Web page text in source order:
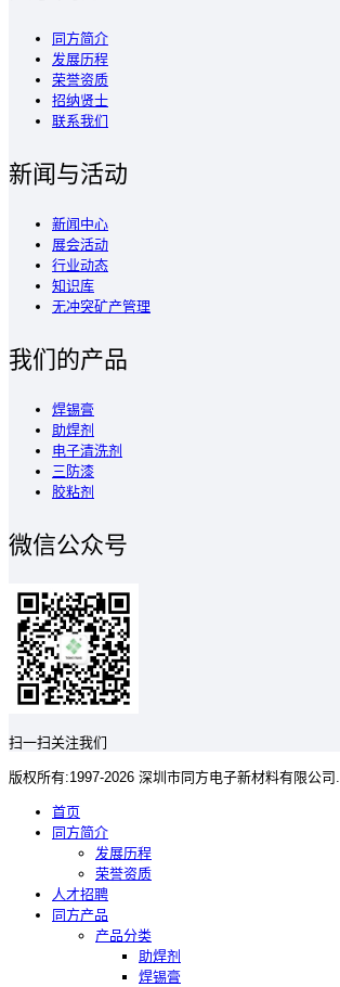
同方简介
发展历程
荣誉资质
招纳贤士
联系我们
新闻与活动
新闻中心
展会活动
行业动态
知识库
无冲突矿产管理
我们的产品
焊锡膏
助焊剂
电子清洗剂
三防漆
胶粘剂
微信公众号
扫一扫关注我们
版权所有:1997-2026 深圳市同方电子新材料有限公司.
首页
同方简介
发展历程
荣誉资质
人才招聘
同方产品
产品分类
助焊剂
焊锡膏